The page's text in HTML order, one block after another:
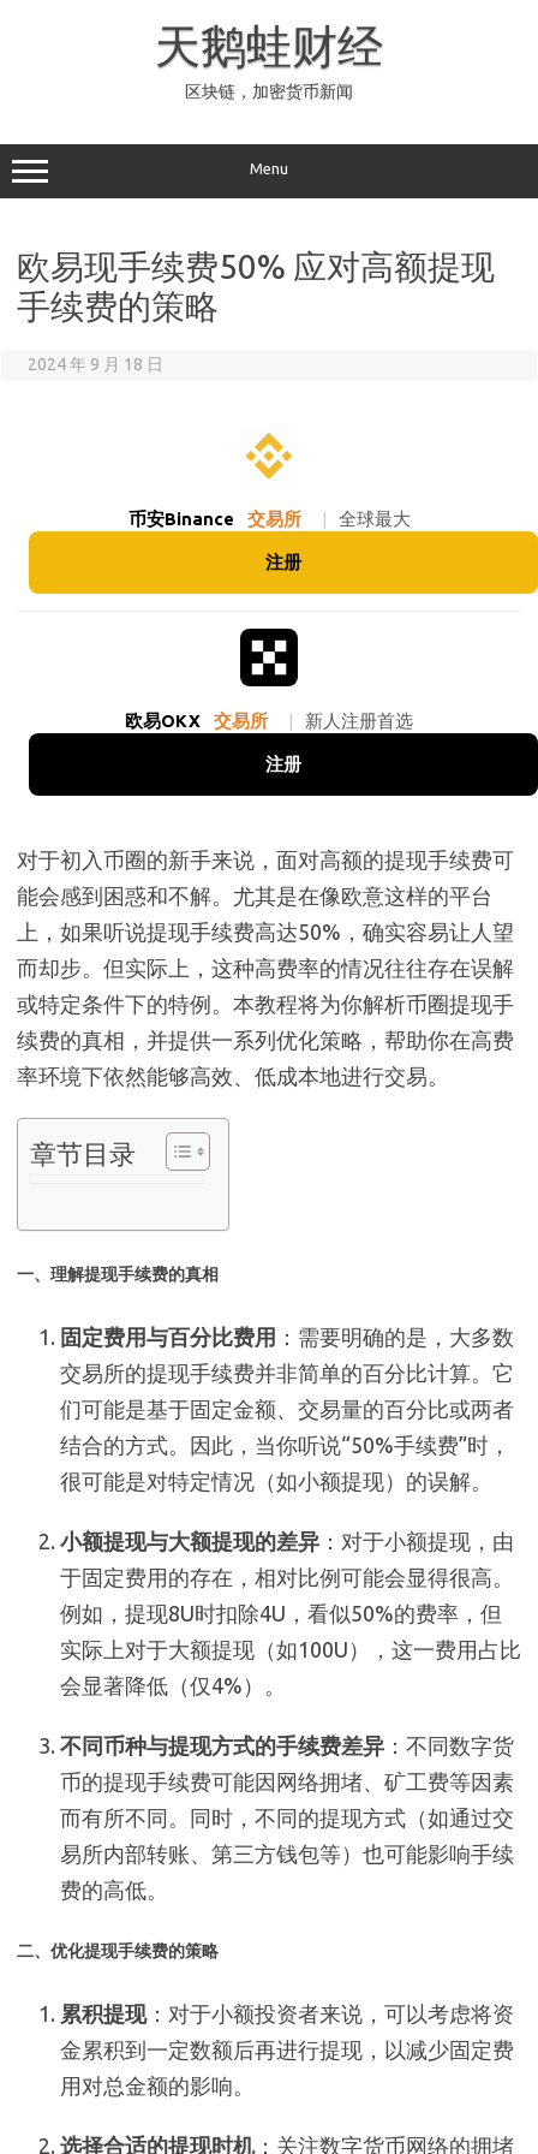
天鹅蛙财经
区块链，加密货币新闻
Menu
欧易现手续费50% 应对高额提现
手续费的策略
2024 年 9 月 18 日
币安Binance 交易所 | 全球最大
注册
欧易OKX 交易所 | 新人注册首选
注册
对于初入币圈的新手来说，面对高额的提现手续费可
能会感到困惑和不解。尤其是在像欧意这样的平台
上，如果听说提现手续费高达50%，确实容易让人望
而却步。但实际上，这种高费率的情况往往存在误解
或特定条件下的特例。本教程将为你解析币圈提现手
续费的真相，并提供一系列优化策略，帮助你在高费
率环境下依然能够高效、低成本地进行交易。
章节目录
一、理解提现手续费的真相
固定费用与百分比费用 ：需要明确的是，大多数
交易所的提现手续费并非简单的百分比计算。它
们可能是基于固定金额、交易量的百分比或两者
结合的方式。因此，当你听说“50%手续费”时，
很可能是对特定情况（如小额提现）的误解。
小额提现与大额提现的差异 ：对于小额提现，由
于固定费用的存在，相对比例可能会显得很高。
例如，提现8U时扣除4U，看似50%的费率，但
实际上对于大额提现（如100U），这一费用占比
会显著降低（仅4%）。
不同币种与提现方式的手续费差异 ：不同数字货
币的提现手续费可能因网络拥堵、矿工费等因素
而有所不同。同时，不同的提现方式（如通过交
易所内部转账、第三方钱包等）也可能影响手续
费的高低。
二、优化提现手续费的策略
累积提现：对于小额投资者来说，可以考虑将资
金累积到一定数额后再进行提现，以减少固定费
用对总金额的影响。
选择合适的提现时机：关注数字货币网络的拥堵